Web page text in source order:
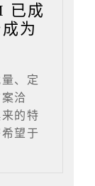
已成
为
、定
洽
的特
望于